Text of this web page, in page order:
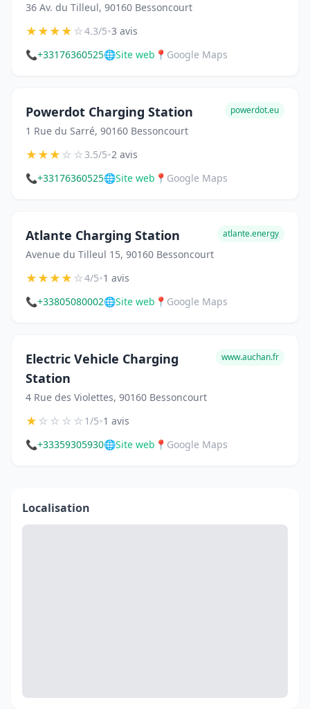
36 Av. du Tilleul, 90160 Bessoncourt
★★★★☆4.3/5•3 avis
📞+33176360525🌐Site web 📍 Google Maps
Powerdot Charging Station
1 Rue du Sarré, 90160 Bessoncourt
powerdot.eu
★★★☆☆3.5/5•2 avis
📞+33176360525🌐Site web 📍 Google Maps
Atlante Charging Station
Avenue du Tilleul 15, 90160 Bessoncourt
atlante.energy
★★★★☆4/5•1 avis
📞+33805080002🌐Site web 📍 Google Maps
Electric Vehicle Charging
Station
4 Rue des Violettes, 90160 Bessoncourt
www.auchan.fr
★☆☆☆☆1/5•1 avis
📞+33359305930🌐Site web 📍 Google Maps
Localisation